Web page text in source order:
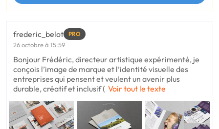
frederic_belot PRO
26 octobre à 15:59
Bonjour Frédéric, directeur artistique expérimenté, je
conçois l’image de marque et l’identité visuelle des
entreprises qui pensent et veulent un avenir plus
durable, créatif et inclusif ( Voir tout le texte